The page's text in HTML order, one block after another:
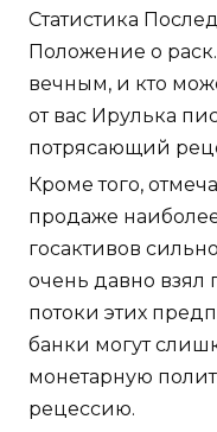
Статистика
Положение о
вечным, и кто
от вас Ирулька
потрясающий
Кроме того,
продаже
госактивов
очень давно взял
потоки этих
банки могут
монетарную
рецессию.